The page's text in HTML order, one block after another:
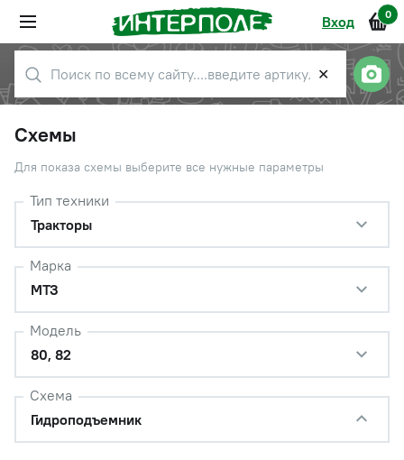
Вход 0
✕
Схемы
Для показа схемы выберите все нужные параметры
Тип техники
Тракторы
Марка
МТЗ
Модель
80, 82
Схема
Гидроподъемник